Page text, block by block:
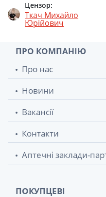
Солодки корені 100г
Марля н/ст 10м
Цензор:
Ткач Михайло
Юрійович
ПРО КОМПАНІЮ
Про нас
Новини
Вакансії
Контакти
Аптечні заклади-
ПОКУПЦЕВІ